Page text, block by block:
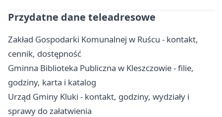
Przydatne dane teleadresowe
Zakład Gospodarki Komunalnej w Ruścu - kontakt,
cennik, dostępność
Gminna Biblioteka Publiczna w Kleszczowie - filie,
godziny, karta i katalog
Urząd Gminy Kluki - kontakt, godziny, wydziały i
sprawy do załatwienia